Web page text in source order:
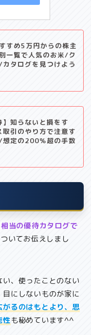
すめ5万円からの株主
一覧で人気のお米/ク
タログを見つけよう
】知らないと損をす
引のやり方で注意す
想定の200％超の手数
当の優待カタログで
いてお伝えしまし
、使ったことのない
にしないものが家に
がるのはもとより、思
性も秘めています^^